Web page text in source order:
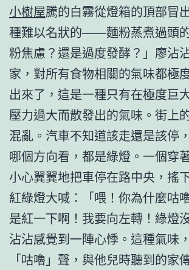
小樹屋騰的白霧從燈箱的頂部冒
種難以名狀的——麵粉蒸煮過頭
粉焦慮？還是過度發酵？」廖沾
家，對所有食物相關的氣味都極
出來了，這是一種只有在極度巨
壓力過大而散發出的氣味。街上
混亂。汽車不知道該走還是該停
哪個方向看，都是綠燈。一個穿
小心翼翼地把車停在路中央，搖
紅綠燈大喊：「喂！你為什麼咕
是紅一下啊！我要向左轉！綠燈
沾沾感覺到一陣心悸。這種氣味
「咕嚕」聲，與他兒時聽到的家